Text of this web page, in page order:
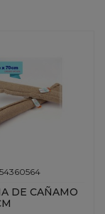
DE CAÑAMO